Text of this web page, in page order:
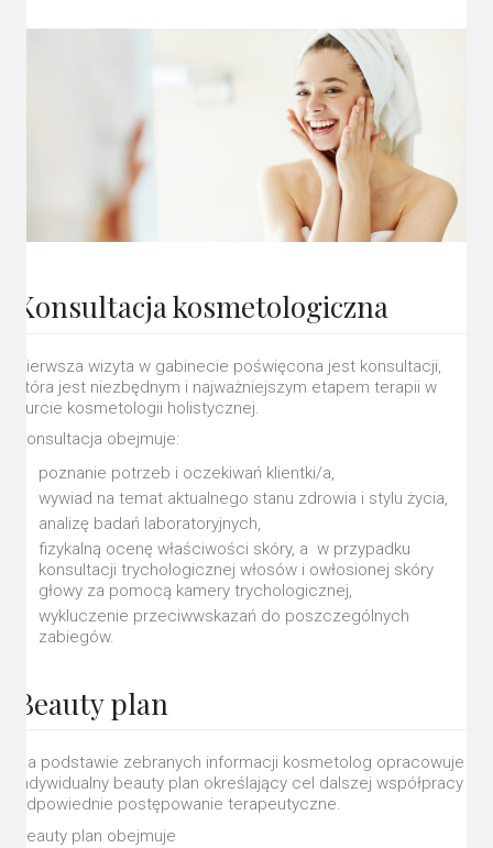
Konsultacja kosmetologiczna
Pierwsza wizyta w gabinecie poświęcona jest konsultacji,
która jest niezbędnym i najważniejszym etapem terapii w
nurcie kosmetologii holistycznej.
Konsultacja obejmuje:
poznanie potrzeb i oczekiwań klientki/a,
wywiad na temat aktualnego stanu zdrowia i stylu życia,
analizę badań laboratoryjnych,
fizykalną ocenę właściwości skóry, a w przypadku
konsultacji trychologicznej włosów i owłosionej skóry
głowy za pomocą kamery trychologicznej,
wykluczenie przeciwwskazań do poszczególnych
zabiegów.
Beauty plan
Na podstawie zebranych informacji kosmetolog opracowuje
indywidualny beauty plan określający cel dalszej współpracy i
odpowiednie postępowanie terapeutyczne.
Beauty plan obejmuje